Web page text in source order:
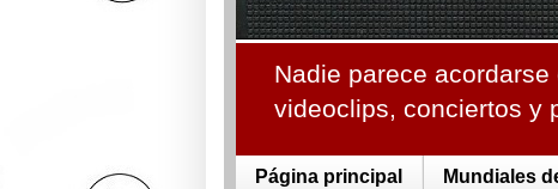
Nadie parece
videoclips, conciertos y
Página principal Mundiales